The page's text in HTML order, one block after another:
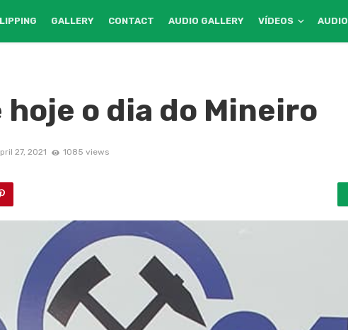
GALLERY CONTACT AUDIO GALLERY VÍDEOS AUDIO
o dia do Mineiro
27, 2021 1085 views